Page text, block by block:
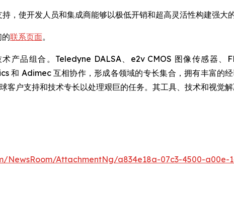
使开发人员和集成商能够以极低开销和超高灵活性构建强大的
联系页面。
产品组合。Teledyne DALSA、e2v CMOS 图像传感器、
Adimec 互相协作，形成各领域的专长集合，拥有丰富的
户支持和技术专长以处理艰巨的任务。其工具、技术和视觉解
NewsRoom/AttachmentNg/a834e18a-07c3-4500-a00e-